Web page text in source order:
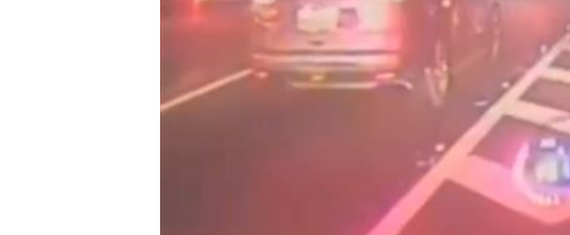
台灣彩券開獎直播中 20:31
LIVE三立+24小時直播 15:27
18:00
台彩父親節推新刮刮樂千萬頭獎超「爸」氣